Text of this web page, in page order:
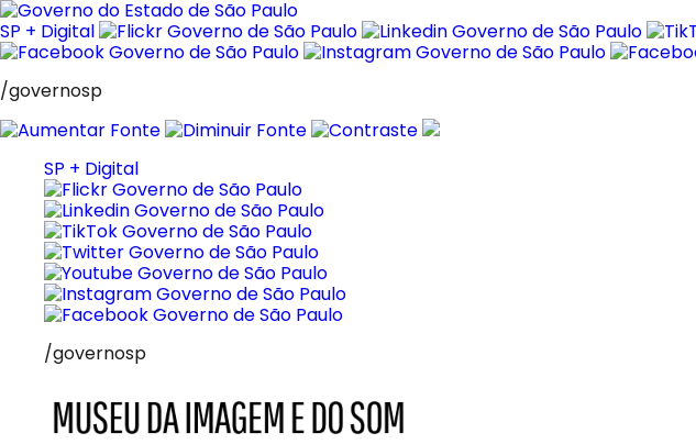
Pular
para
o
SP + Digital
/governosp
SP + Digital
/governosp